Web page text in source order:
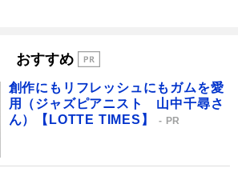
おすすめ
創作にもリフレッシュにもガムを愛
用（ジャズピアニスト 山中千尋さ
ん）【LOTTE TIMES】
PR